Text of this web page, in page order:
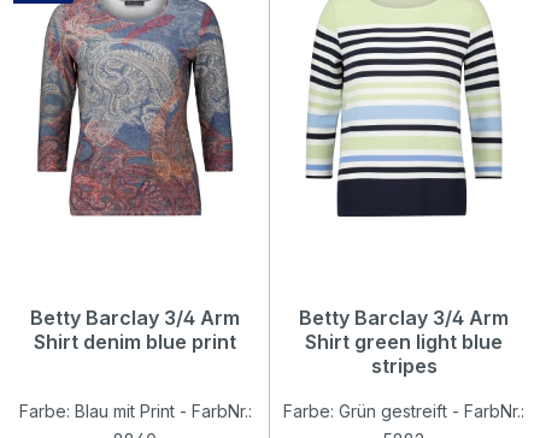
Betty Barclay 3/4 Arm
Shirt denim blue print
Farbe: Blau mit Print - FarbNr.:
Betty Barclay 3/4 Arm
Shirt green light blue
stripes
Farbe: Grün gestreift - FarbNr.: